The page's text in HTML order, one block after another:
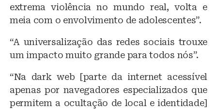
extrema violência no mundo real, volta e
meia com o envolvimento de adolescentes”.
“A universalização das redes sociais trouxe
um impacto muito grande para todos nós”.
“Na dark web [parte da internet acessível
apenas por navegadores especializados que
permitem a ocultação de local e identidade]